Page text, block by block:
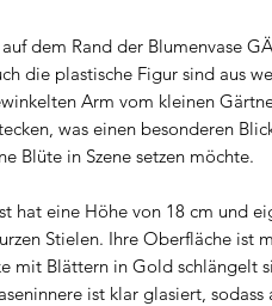
dem Rand der Blumenvase
die plastische Figur sind aus
Arm vom kleinen
was einen besonderen
Blüte in Szene setzen möchte.
hat eine Höhe von 18 cm und
Stielen. Ihre Oberfläche ist
mit Blättern in Gold schlängelt
ist klar glasiert, sodass